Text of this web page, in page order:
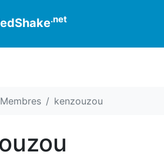
.net
Membres kenzouzou